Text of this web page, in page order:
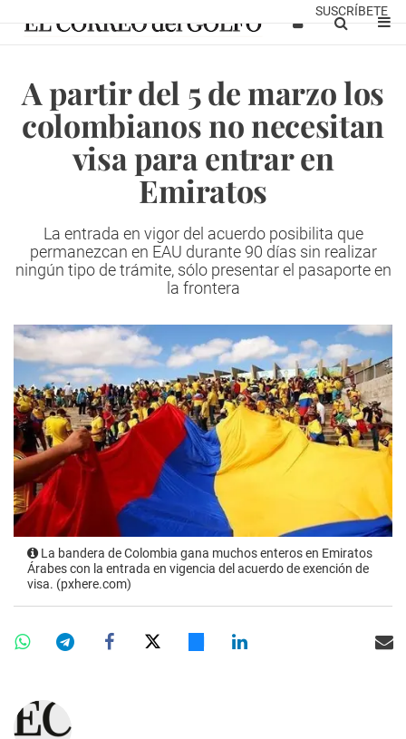
SUSCRÍBETE
A partir del 5 de marzo los
colombianos no necesitan
visa para entrar en
Emiratos
La entrada en vigor del acuerdo posibilita que
permanezcan en EAU durante 90 días sin realizar
ningún tipo de trámite, sólo presentar el pasaporte en
la frontera
La bandera de Colombia gana muchos enteros en Emiratos
Árabes con la entrada en vigencia del acuerdo de exención de
visa. (pxhere.com)